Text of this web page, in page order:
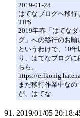
2019-01-28
はてなブログへ移行
TIPS
2019年春「はてな
グ」への移行のお願
というわけで、10
り、はてなブログ
ちら。
https://
まだ移行作業中な
が、はてな
2019/01/05